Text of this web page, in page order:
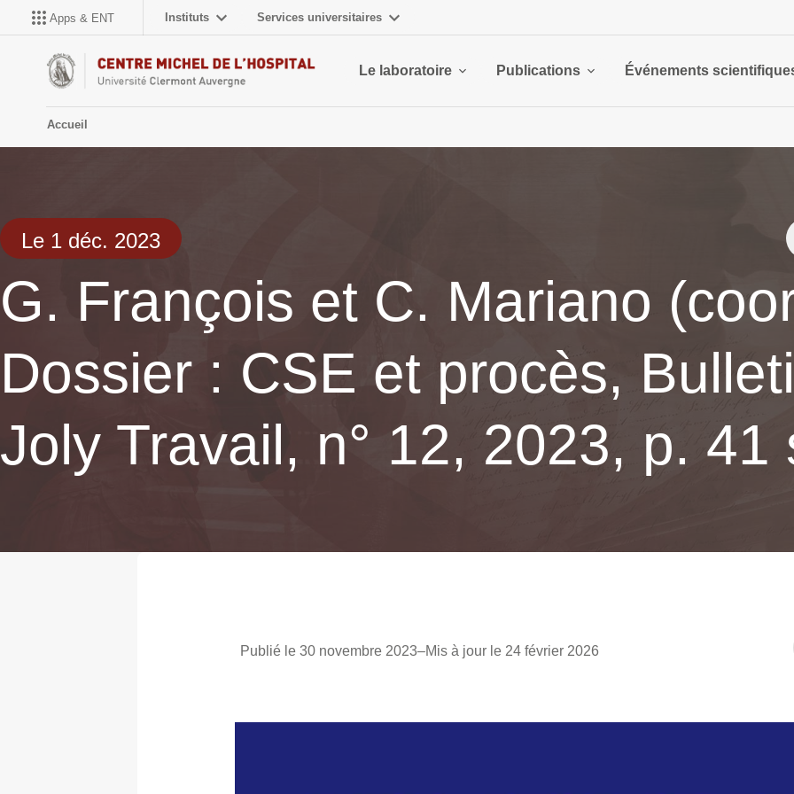
Apps & ENT Instituts Services universitaires
Le laboratoire Publications Événements
Accueil
Le 1 déc. 2023
G. François et C. Mariano
Dossier : CSE et procès,
Joly Travail, n° 12, 2023, p. 41
Publié le 30 novembre 2023–Mis à jour le 24 février 2026